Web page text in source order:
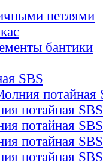
петлями
бантики
SBS
потайная
потайная SBS
потайная SBS
потайная SBS
потайная SBS